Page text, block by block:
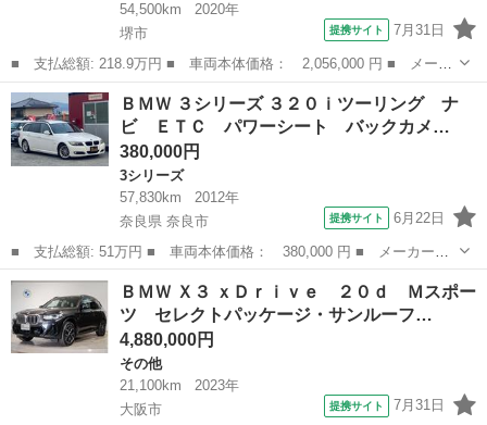
54,500km
2020年
堺市
提携サイト 7月31日
■ 支払総額: 218.9万円 ■ 車両本体価格： 2,056,000 円 ■ メーカ
ー名： ＢＭＷ ■ 車種名： ２シリーズ ■ グレード名： ２１８
ｉグランクーペ Ｍスポーツハイラインパッケージ ハイラインＰＫ
Ｇ ｉＤ...
大阪 堺市
ＢＭＷ ３シリーズ ３２０ｉツーリング ナ
ビ ＥＴＣ パワーシート バックカメ…
380,000円
3シリーズ
57,830km
2012年
奈良県 奈良市
提携サイト 6月22日
■ 支払総額: 51万円 ■ 車両本体価格： 380,000 円 ■ メーカー
名： ＢＭＷ ■ 車種名： ３シリーズ ■ グレード名： ３２０ｉ
ツーリング ナビ ＥＴＣ パワーシート バックカメラ 運転席助
手席サイドエアバ...
奈良 奈良市
ＢＭＷ Ｘ３ ｘＤｒｉｖｅ ２０ｄ Ｍスポー
ツ セレクトパッケージ・サンルーフ…
4,880,000円
その他
21,100km
2023年
大阪市
提携サイト 7月31日